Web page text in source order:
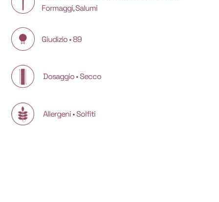
Formaggi, Salumi
Giudizio • 89
Dosaggio • Secco
Allergeni • Solfiti